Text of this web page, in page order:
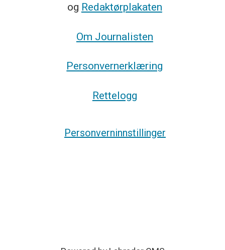
og Redaktørplakaten
Om Journalisten
Personvernerklæring
Rettelogg
Personverninnstillinger